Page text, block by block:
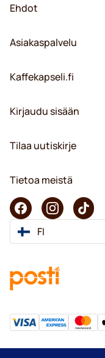
Ehdot
Asiakaspalvelu
Kaffekapseli.fi
Kirjaudu sisään
Tilaa uutiskirje
Tietoa meistä
FI